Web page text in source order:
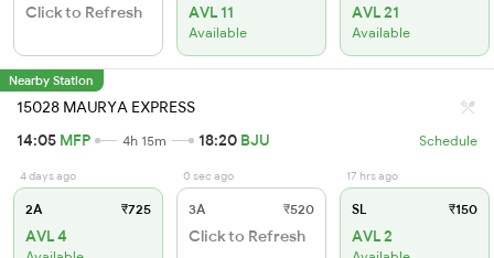
Click to Refresh AVL 11
Available
AVL 21
Available
Nearby Station
15028 MAURYA EXPRESS
14:05 MFP 4h 15m 18:20 BJU Schedule
4 days ago
2A ₹725
AVL 4
0 sec ago
3A ₹520
Click to Refresh
17 hrs ago
SL ₹150
AVL 2